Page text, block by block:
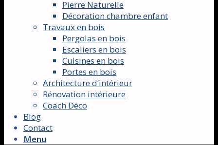
Pierre Naturelle
Décoration chambre enfant
Travaux en bois
Pergolas en bois
Escaliers en bois
Cuisines en bois
Portes en bois
Architecture d’intérieur
Rénovation intérieure
Coach Déco
Blog
Contact
Menu